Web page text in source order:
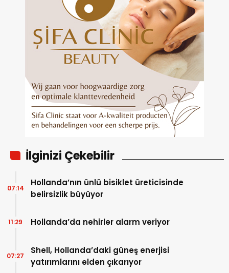
İlginizi Çekebilir
Hollanda’nın ünlü bisiklet üreticisinde
belirsizlik büyüyor
07:14
Hollanda’da nehirler alarm veriyor
11:29
Shell, Hollanda’daki güneş enerjisi
yatırımlarını elden çıkarıyor
07:27